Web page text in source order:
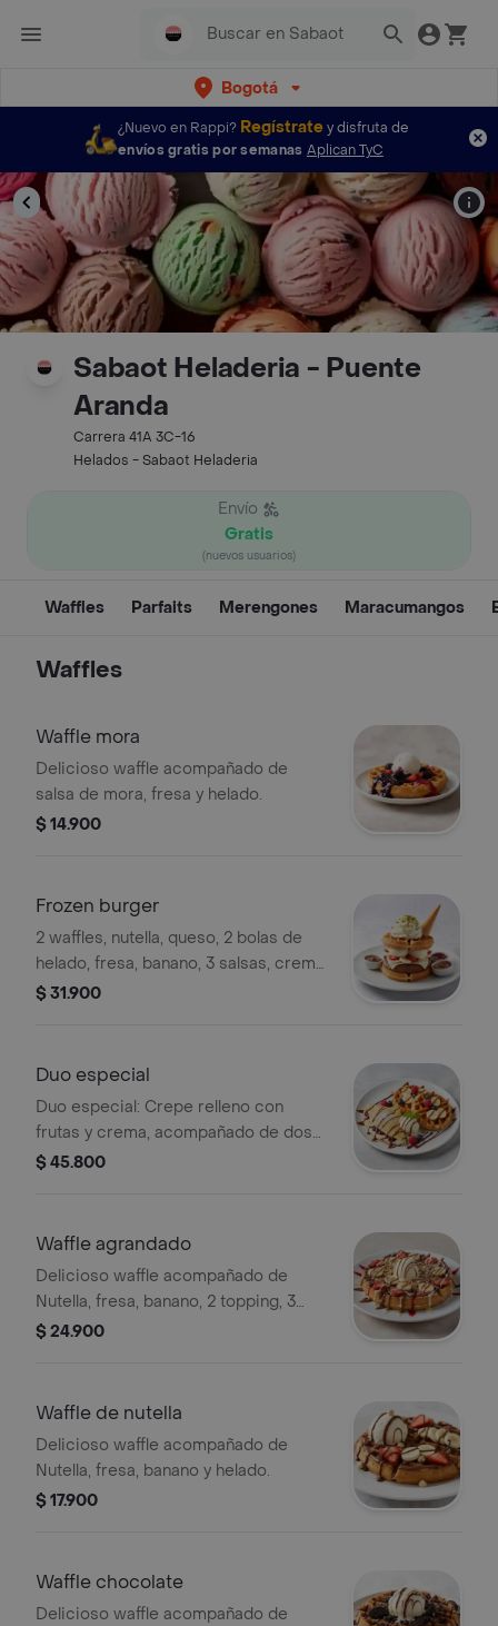
Bogotá
¿Nuevo en Rappi? Regístratey disfruta de
envíos gratis por semanas Aplican TyC
Sabaot Heladeria - Puente
Aranda
Carrera 41A 3C-16
Helados - Sabaot Heladeria
Envío
Gratis
(nuevos usuarios)
Waffles Parfaits Merengones Maracumangos
Waffles
Waffle mora
Delicioso waffle acompañado de
salsa de mora, fresa y helado.
$ 14.900
Frozen burger
2 waffles, nutella, queso, 2 bolas de
helado, fresa, banano, 3 salsas, crema
artesanal, 1 topping y 1 cono de
$ 31.900
Duo especial
Duo especial: Crepe relleno con
frutas y crema, acompañado de dos
waffles con rodajas de banano,
$ 45.800
Waffle agrandado
Delicioso waffle acompañado de
Nutella, fresa, banano, 2 topping, 3
salsas y helado.
$ 24.900
Waffle de nutella
Delicioso waffle acompañado de
Nutella, fresa, banano y helado.
$ 17.900
Waffle chocolate
Delicioso waffle acompañado de